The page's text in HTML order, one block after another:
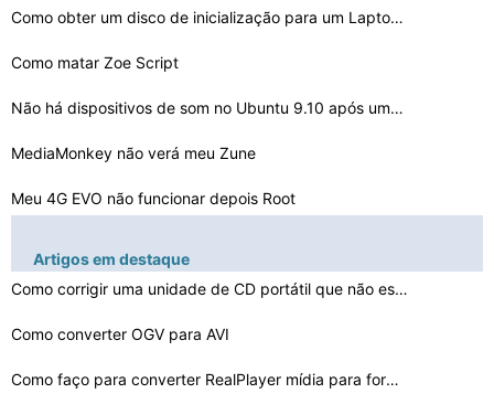
Como obter um disco de inicialização para um Laptop D…
Como matar Zoe Script
Não há dispositivos de som no Ubuntu 9.10 após uma a…
MediaMonkey não verá meu Zune
Meu 4G EVO não funcionar depois Root
Vista congela em P5Q
Presario C500 S -Video Problemas
Como solucionar problemas de níveis discretos
Artigos em destaque
Como corrigir uma unidade de CD portátil que não está…
Como converter OGV para AVI
Como faço para converter RealPlayer mídia para format…